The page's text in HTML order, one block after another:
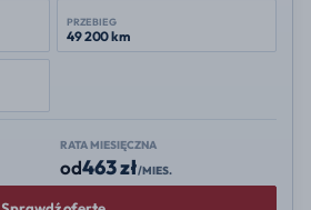
PRZEBIEG
49 200 km
RATA MIESIĘCZNA
od463 zł/MIES.